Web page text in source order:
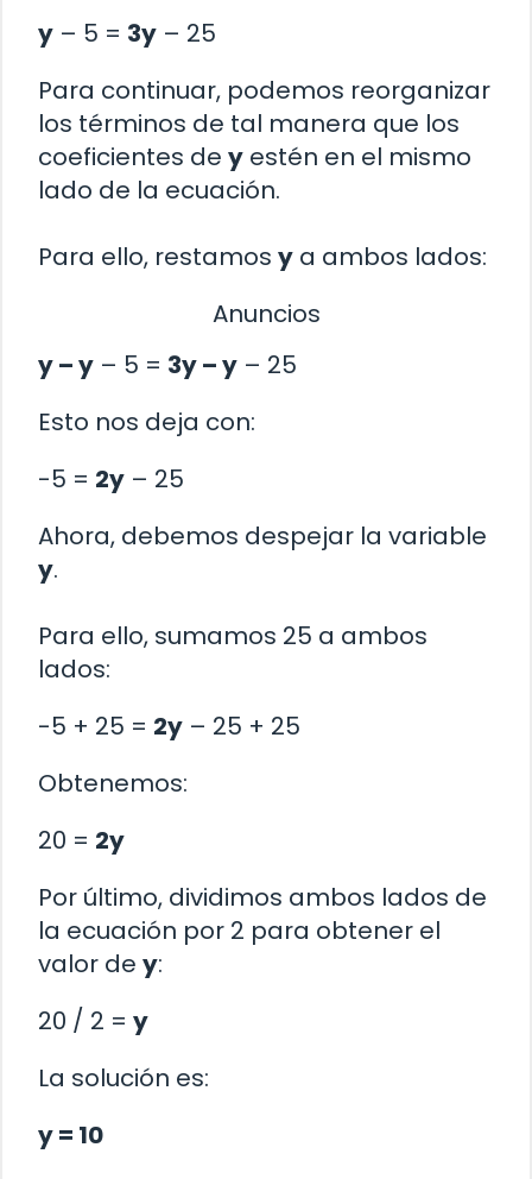
y – 5 = 3y – 25
Para continuar, podemos reorganizar
los términos de tal manera que los
coeficientes de y estén en el mismo
lado de la ecuación.
Para ello, restamos y a ambos lados:
Anuncios
y – y – 5 = 3y – y – 25
Esto nos deja con:
-5 = 2y – 25
Ahora, debemos despejar la variable
y.
Para ello, sumamos 25 a ambos
lados:
-5 + 25 = 2y – 25 + 25
Obtenemos:
20 = 2y
Por último, dividimos ambos lados de
la ecuación por 2 para obtener el
valor de y:
20 / 2 = y
La solución es:
y = 10